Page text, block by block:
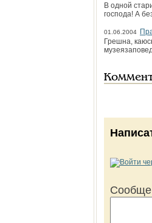
В одной
господа! А
01.06.2004
Грешна,